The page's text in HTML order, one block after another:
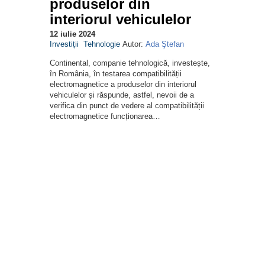
produselor din
interiorul vehiculelor
12 iulie 2024
Investiții Tehnologie Autor: Ada Ştefan
Continental, companie tehnologică, investește,
în România, în testarea compatibilității
electromagnetice a produselor din interiorul
vehiculelor și răspunde, astfel, nevoii de a
verifica din punct de vedere al compatibilității
electromagnetice funcționarea…